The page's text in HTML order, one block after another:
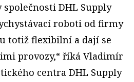
DHL Supply
roboti od firmy
totiž flexibilní a dají se
provozy,“ říká Vladimír
centra DHL Supply